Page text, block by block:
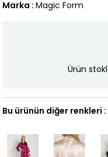
Marka : Magic Form
Ürün
Bu ürünün diğer renkleri :